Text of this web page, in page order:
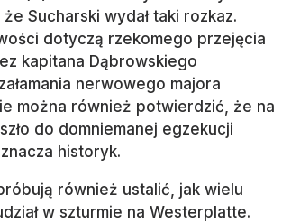
Sucharski wydał taki rozkaz.
dotyczą rzekomego przejęcia
kapitana Dąbrowskiego
nerwowego majora
można również potwierdzić, że na
do domniemanej egzekucji
historyk.
również ustalić, jak wielu
w szturmie na Westerplatte.